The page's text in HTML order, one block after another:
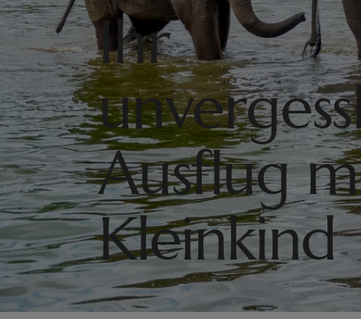
Ihr
Ausflug
Kleinkind